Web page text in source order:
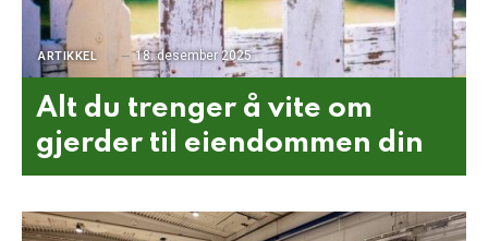
ARTIKKEL 18. desember 2025
Alt du trenger å vite om
gjerder til eiendommen din